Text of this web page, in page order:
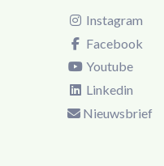
Instagram
Facebook
Youtube
Linkedin
Nieuwsbrief